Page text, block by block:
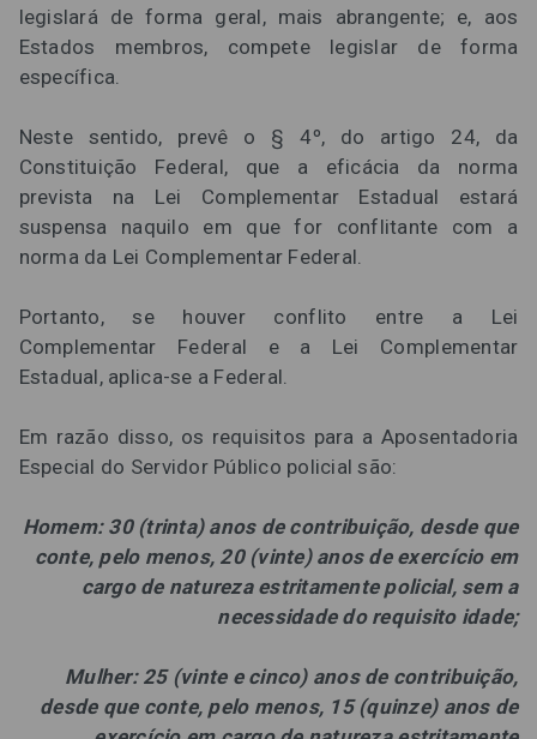
legislará de forma geral, mais abrangente; e, aos
Estados membros, compete legislar de forma
específica.
Neste sentido, prevê o § 4º, do artigo 24, da
Constituição Federal, que a eficácia da norma
prevista na Lei Complementar Estadual estará
suspensa naquilo em que for conflitante com a
norma da Lei Complementar Federal.
Portanto, se houver conflito entre a Lei
Complementar Federal e a Lei Complementar
Estadual, aplica-se a Federal.
Em razão disso, os requisitos para a Aposentadoria
Especial do Servidor Público policial são:
Homem: 30 (trinta) anos de contribuição, desde que
conte, pelo menos, 20 (vinte) anos de exercício em
cargo de natureza estritamente policial, sem a
necessidade do requisito idade;
Mulher: 25 (vinte e cinco) anos de contribuição,
desde que conte, pelo menos, 15 (quinze) anos de